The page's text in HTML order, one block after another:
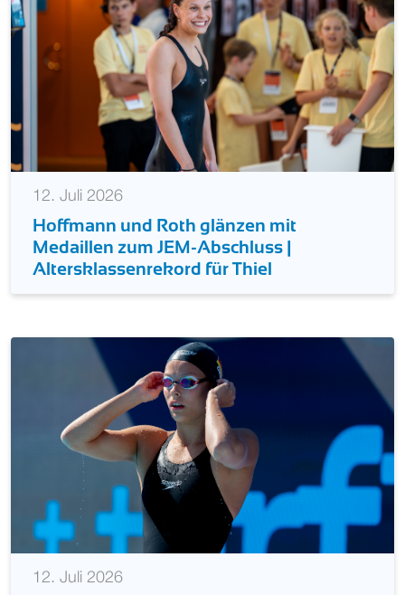
12. Juli 2026
Hoffmann und Roth glänzen mit
Medaillen zum JEM-Abschluss |
Altersklassenrekord für Thiel
12. Juli 2026